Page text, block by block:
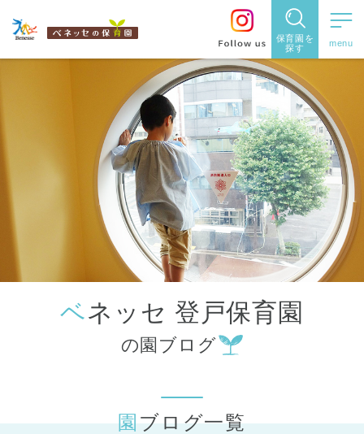
保育園を
探す
保育園を探す
住所・駅
名から探
す
都道府県
から探す
ベネッセ 登戸保育園
の園ブログ
園ブログ一覧